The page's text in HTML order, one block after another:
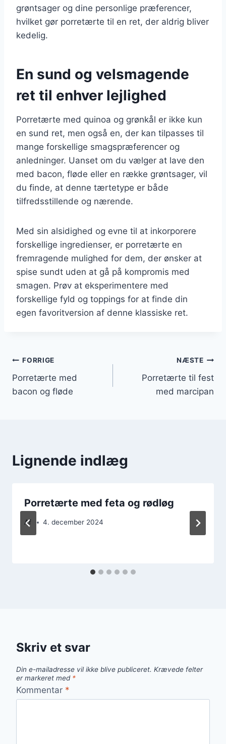
grøntsager og dine personlige præferencer,
hvilket gør porretærte til en ret, der aldrig bliver
kedelig.
En sund og velsmagende
ret til enhver lejlighed
Porretærte med quinoa og grønkål er ikke kun
en sund ret, men også en, der kan tilpasses til
mange forskellige smagspræferencer og
anledninger. Uanset om du vælger at lave den
med bacon, fløde eller en række grøntsager, vil
du finde, at denne tærtetype er både
tilfredsstillende og nærende.
Med sin alsidighed og evne til at inkorporere
forskellige ingredienser, er porretærte en
fremragende mulighed for dem, der ønsker at
spise sundt uden at gå på kompromis med
smagen. Prøv at eksperimentere med
forskellige fyld og toppings for at finde din
egen favoritversion af denne klassiske ret.
Indlægsnavigation
FORRIGE
Porretærte med
bacon og fløde
NÆSTE
Porretærte til fest
med marcipan
Lignende indlæg
Porretærte med feta og rødløg
Af 4. december 2024
Skriv et svar
Din e-mailadresse vil ikke blive publiceret. Krævede felter
er markeret med *
Kommentar *